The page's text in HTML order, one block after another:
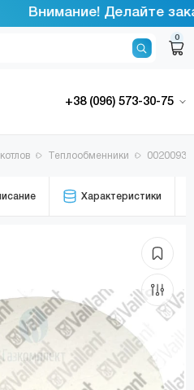
Внимание! Делайте
0
+38 (096) 573-30-75
Теплообменники
Характеристики